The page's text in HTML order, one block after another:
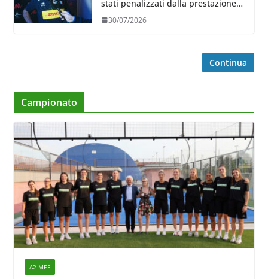
stati penalizzati dalla prestazione
in ricezione, è la prima volta”
30/07/2026
Continua
Campionato
A2 MEF